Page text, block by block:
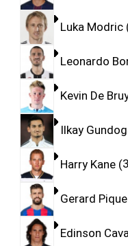
Luka Modric
Leonardo
Kevin De
Ilkay
Harry Kane
Gerard Pique
Edinson